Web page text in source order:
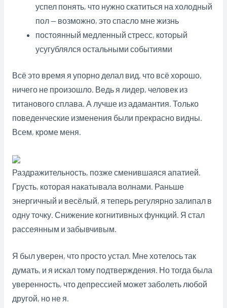
успел понять, что нужно скатиться на холодный
пол — возможно, это спасло мне жизнь
постоянный медленный стресс, который
усугублялся остальными событиями
Всё это время я упорно делал вид, что всё хорошо,
ничего не произошло. Ведь я лидер, человек из
титанового сплава. А лучше из адамантия. Только
поведенческие изменения были прекрасно видны.
Всем, кроме меня.
Раздражительность, позже сменившаяся апатией.
Грусть, которая накатывала волнами. Раньше
энергичный и весёлый, я теперь регулярно залипал в
одну точку. Снижение когнитивных функций. Я стал
рассеянным и забывчивым.
Я был уверен, что просто устал. Мне хотелось так
думать, и я искал тому подтверждения. Но тогда была
уверенность, что депрессией может заболеть любой
другой, но не я.